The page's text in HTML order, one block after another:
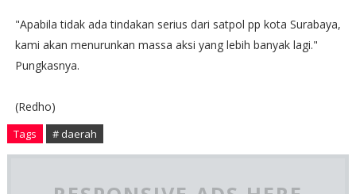
"Apabila tidak ada tindakan serius dari satpol pp kota Surabaya,
kami akan menurunkan massa aksi yang lebih banyak lagi."
Pungkasnya.
(Redho)
Tags # daerah